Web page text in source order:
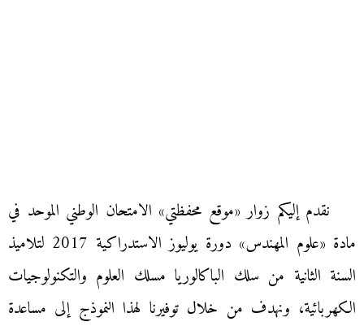
نقدم إليكم زوار «موقع محفظتي» الامتحان الوطني الموحد في
مادة «علوم المهندس» دورة يوليوز الاستدراكية 2017 لتلاميذ
السنة الثانية من سلك الباكالوريا مسلك العلوم والتكنولوجيات
الكهربائية، ونهدف من خلال توفيرنا لهذا النموذج إلى مساعدة